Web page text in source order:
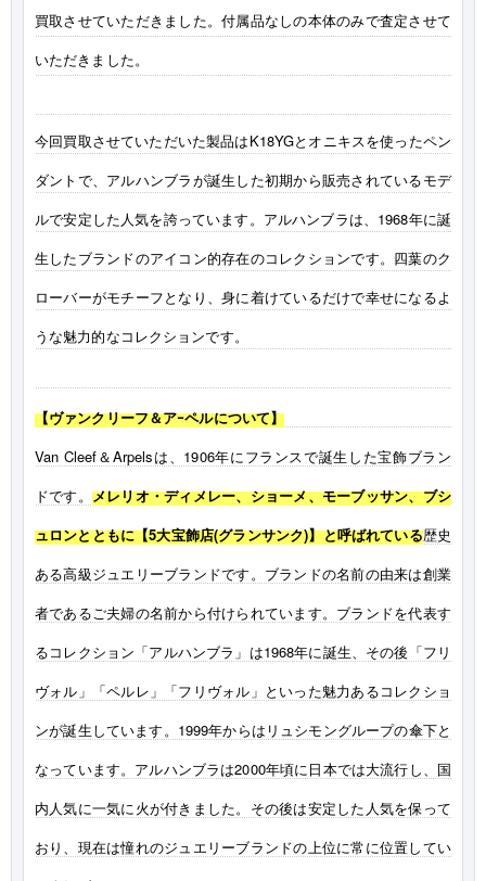
買取させていただきました。付属品なしの本体のみで査定させて
いただきました。
今回買取させていただいた製品はK18YGとオニキスを使ったペン
ダントで、アルハンブラが誕生した初期から販売されているモデ
ルで安定した人気を誇っています。アルハンブラは、1968年に誕
生したブランドのアイコン的存在のコレクションです。四葉のク
ローバーがモチーフとなり、身に着けているだけで幸せになるよ
うな魅力的なコレクションです。
【ヴァンクリーフ＆アｰペルについて】
Van Cleef＆Arpelsは、1906年にフランスで誕生した宝飾ブラン
ドです。 メレリオ・ディメレー、ショーメ、モーブッサン、ブシ
ュロンとともに【5大宝飾店(グランサンク)】と呼ばれている歴史
ある高級ジュエリーブランドです。ブランドの名前の由来は創業
者であるご夫婦の名前から付けられています。ブランドを代表す
るコレクション「アルハンブラ」は1968年に誕生、その後「フリ
ヴォル」「ペルレ」「フリヴォル」といった魅力あるコレクショ
ンが誕生しています。1999年からはリュシモングループの傘下と
なっています。アルハンブラは2000年頃に日本では大流行し、国
内人気に一気に火が付きました。その後は安定した人気を保って
おり、現在は憧れのジュエリーブランドの上位に常に位置してい